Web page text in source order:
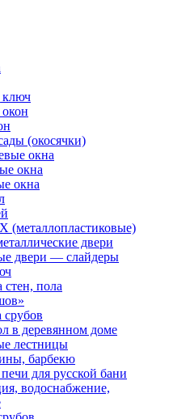
ключ
(окосячки)
окна
окна
окна
(металлопластиковые)
двери
двери — слайдеры
пола
срубов
в деревянном доме
лестницы
барбекю
для русской бани
водоснабжение,